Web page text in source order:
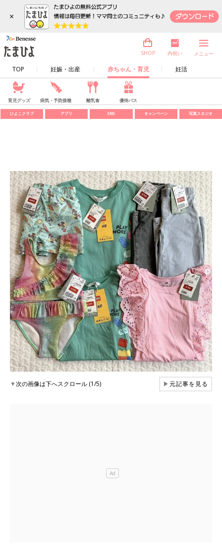
×
TOP 妊娠・出産 赤ちゃん・育児 妊活
SHOP 内祝い メニュー
育児グッズ 病気・予防接種 離乳食 優待パス
ひよこクラブ アプリ SNS キャンペーン 写真スタジオ
▼次の画像は下へスクロール (1/5) ▶元記事を見る